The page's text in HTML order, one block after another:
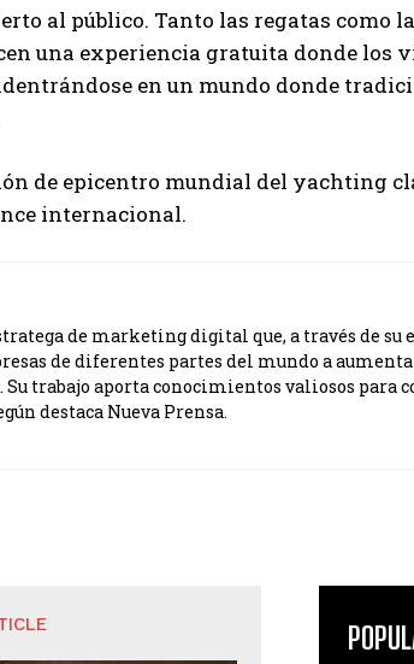
al público. Tanto las regatas como
una experiencia gratuita donde los
en un mundo donde
de epicentro mundial del yachting
internacional.
de marketing digital que, a través de
de diferentes partes del mundo a
trabajo aporta conocimientos valiosos para
destaca Nueva Prensa.